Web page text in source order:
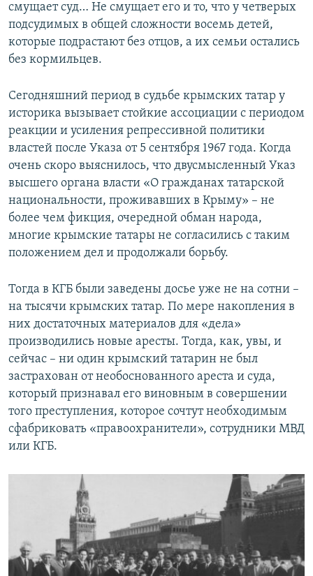
смущает суд… Не смущает его и то, что у четверых
подсудимых в общей сложности восемь детей,
которые подрастают без отцов, а их семьи остались
без кормильцев.
Сегодняшний период в судьбе крымских татар у
историка вызывает стойкие ассоциации с периодом
реакции и усиления репрессивной политики
властей после Указа от 5 сентября 1967 года. Когда
очень скоро выяснилось, что двусмысленный Указ
высшего органа власти «О гражданах татарской
национальности, проживавших в Крыму» – не
более чем фикция, очередной обман народа,
многие крымские татары не согласились с таким
положением дел и продолжали борьбу.
Тогда в КГБ были заведены досье уже не на сотни –
на тысячи крымских татар. По мере накопления в
них достаточных материалов для «дела»
производились новые аресты. Тогда, как, увы, и
сейчас – ни один крымский татарин не был
застрахован от необоснованного ареста и суда,
который признавал его виновным в совершении
того преступления, которое сочтут необходимым
сфабриковать «правоохранители», сотрудники МВД
или КГБ.